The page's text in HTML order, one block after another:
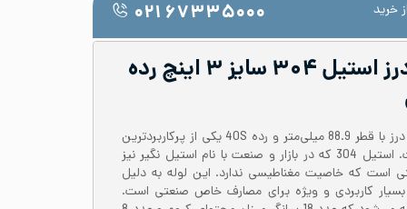
خرید ۰۲۱ ۶۷۳۳۵۰۰۰
لوله صنعتی بدون درز استیل ۳۰۴ سایز ۳ اینچ رده
لوله استیل 304 یا 1.4301 بدون درز با قطر 88.9 میلی‌متر و رده 40S یکی از پرکاربردترین
لوله‌ها برای مصارف صنعتی است. استیل 304 که در بازار و صنعت با نام استیل نگیر نیز
است که خاصیت مغناطیسی ندارد. این لوله به دلیل
کاربردی و ویژه برای مصارف خاص صنعتی است.